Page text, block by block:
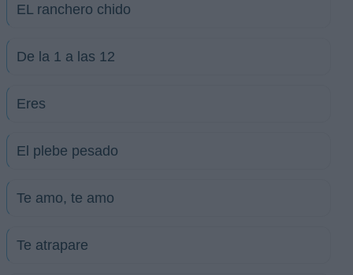
EL ranchero chido
De la 1 a las 12
Eres
El plebe pesado
Te amo, te amo
Te atrapare